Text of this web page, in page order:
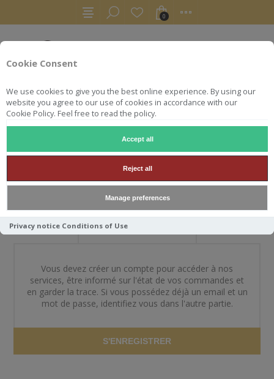
Cookie Consent
We use cookies to give you the best online experience. By using our
website you agree to our use of cookies in accordance with our
Cookie Policy. Feel free to read the policy.
Accept all
Reject all
Manage preferences
Privacy notice Conditions of Use
0
BIENVENUE DANS NOTRE
BOUTIQUE
NOUVEAU CLIENT
Vous devez créer un compte pour accéder à nos
services, être informé sur l'état de vos commandes et
en garder la trace. Si vous possédez déjà un email et un
mot de passe, identifiez vous dans l'autre partie.
S'ENREGISTRER